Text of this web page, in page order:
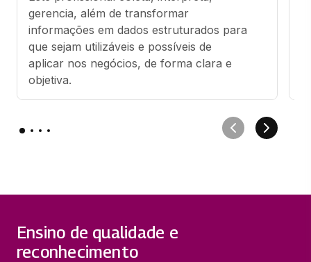
gerencia, além de transformar
informações em dados estruturados para
que sejam utilizáveis e possíveis de
aplicar nos negócios, de forma clara e
objetiva.
Ensino de qualidade e
reconhecimento